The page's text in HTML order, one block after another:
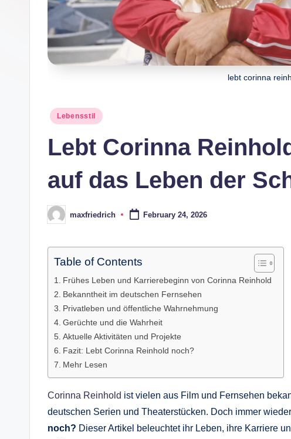
lebt corinna
Posted
Lebensstil
Lebt Corinna
auf das Leben der
Postedmaxfriedrich February 24, 2026
Table of Contents
Frühes Leben und Karrierebeginn von Corinna Reinhold
Bekanntheit im deutschen Fernsehen
Privatleben und öffentliche Wahrnehmung
Gerüchte und die Wahrheit
Aktuelle Aktivitäten und Projekte
Fazit: Lebt Corinna Reinhold noch?
Mehr Lesen
Corinna Reinhold ist vielen aus Film und Fernsehen
deutschen Serien und Theaterstücken. Doch immer
noch? Dieser Artikel beleuchtet ihr Leben, ihre Karriere